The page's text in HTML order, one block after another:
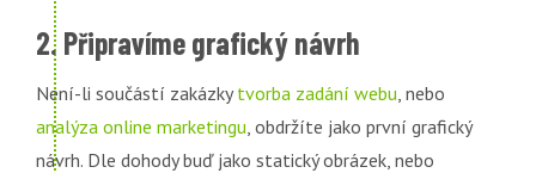
2. Připravíme grafický návrh
Není-li součástí zakázkytvorba zadání webu, nebo
analýza online marketingu, obdržíte jako první grafický
návrh. Dle dohody buď jako statický obrázek, nebo